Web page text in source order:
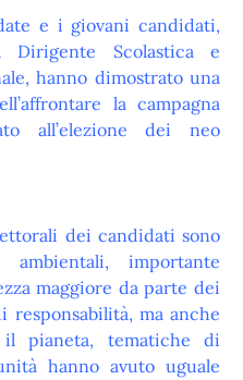
i giovani candidati,
Scolastica e
hanno dimostrato una
la campagna
all’elezione dei neo
dei candidati sono
importante
maggiore da parte dei
responsabilità, ma anche
il pianeta, tematiche di
hanno avuto uguale